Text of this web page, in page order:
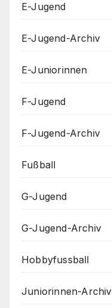
E-Jugend
E-Jugend-Archiv
E-Juniorinnen
F-Jugend
F-Jugend-Archiv
Fußball
G-Jugend
G-Jugend-Archiv
Hobbyfussball
Juniorinnen-Archiv